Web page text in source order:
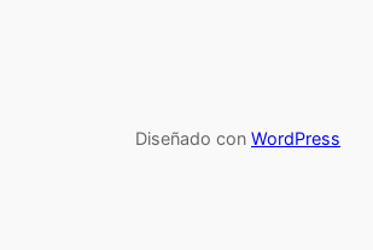
Diseñado con WordPress